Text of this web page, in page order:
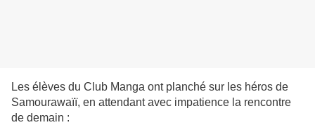
Les élèves du Club Manga ont planché sur les héros de
Samourawaïï, en attendant avec impatience la rencontre
de demain :